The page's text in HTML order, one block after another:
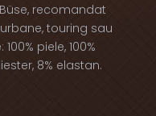
recomandat
touring sau
piele, 100%
8% elastan.